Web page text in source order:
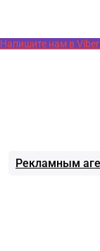
Напишите нам в Viber
Рекламным